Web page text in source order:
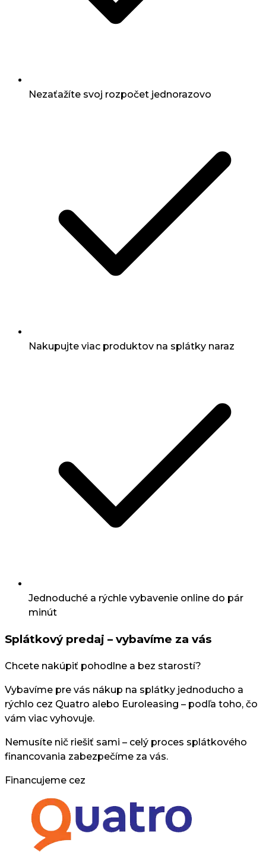
Nezaťažíte svoj rozpočet jednorazovo
Nakupujte viac produktov na splátky naraz
Jednoduché a rýchle vybavenie online do pár
minút
Splátkový predaj – vybavíme za vás
Chcete nakúpiť pohodlne a bez starostí?
Vybavíme pre vás nákup na splátky jednoducho a
rýchlo cez Quatro alebo Euroleasing – podľa toho, čo
vám viac vyhovuje.
Nemusíte nič riešiť sami – celý proces splátkového
financovania zabezpečíme za vás.
Financujeme cez